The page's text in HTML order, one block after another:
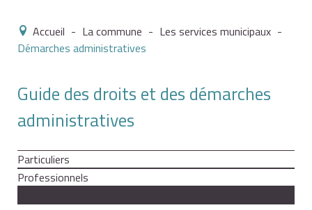
Accueil - La commune - Les services municipaux -
Démarches administratives
Guide des droits et des démarches
administratives
Particuliers
Professionnels